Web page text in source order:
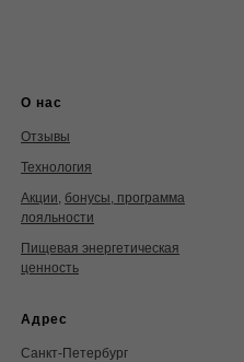
О нас
Отзывы
Технология
Акции, бонусы, программа
лояльности
Пищевая энергетическая
ценность
Адрес
Санкт-Петербург